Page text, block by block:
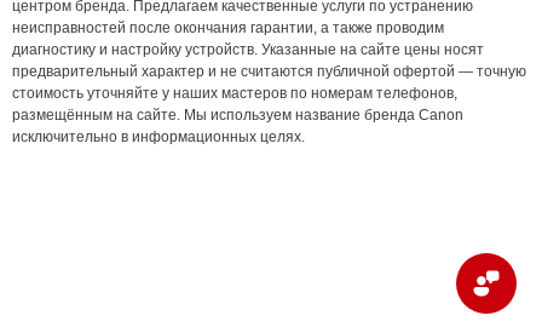
центром бренда. Предлагаем качественные услуги по устранению
неисправностей после окончания гарантии, а также проводим
диагностику и настройку устройств. Указанные на сайте цены носят
предварительный характер и не считаются публичной офертой — точную
стоимость уточняйте у наших мастеров по номерам телефонов,
размещённым на сайте. Мы используем название бренда Canon
исключительно в информационных целях.